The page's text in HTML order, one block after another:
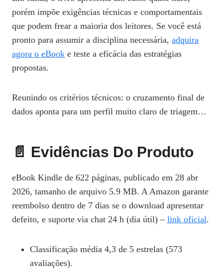
porém impõe exigências técnicas e comportamentais
que podem frear a maioria dos leitores. Se você está
pronto para assumir a disciplina necessária, adquira
agora o eBook e teste a eficácia das estratégias
propostas.
Reunindo os critérios técnicos: o cruzamento final de
dados aponta para um perfil muito claro de triagem…
📄 Evidências Do Produto
eBook Kindle de 622 páginas, publicado em 28 abr
2026, tamanho de arquivo 5.9 MB. A Amazon garante
reembolso dentro de 7 dias se o download apresentar
defeito, e suporte via chat 24 h (dia útil) – link oficial.
Classificação média 4,3 de 5 estrelas (573
avaliações).